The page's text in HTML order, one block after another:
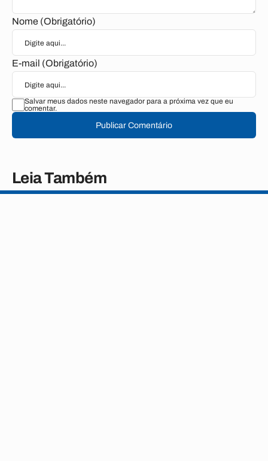
Nome (Obrigatório)
E-mail (Obrigatório)
Salvar meus dados neste navegador para a próxima vez que eu
comentar.
Publicar Comentário
Leia Também